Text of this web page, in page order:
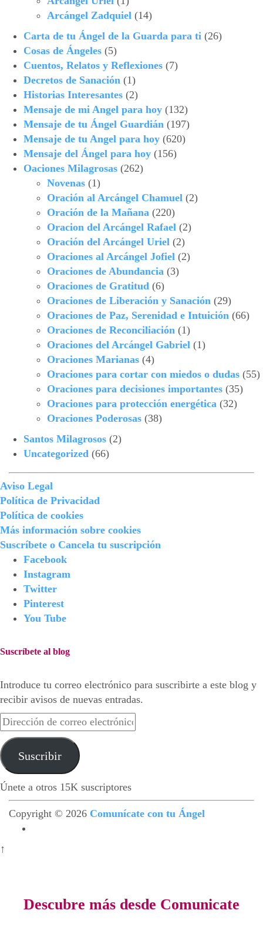
Arcángel Zadquiel (14)
Carta de tu Ángel de la Guarda para ti (26)
Cosas de Ángeles (5)
Cuentos, Relatos y Reflexiones (7)
Decretos de Sanación (1)
Historias Interesantes (2)
Mensaje de mi Angel para hoy (132)
Mensaje de tu Ángel Guardián (197)
Mensaje de tu Angel para hoy (620)
Mensaje del Ángel para hoy (156)
Oaciones Milagrosas (262)
Novenas (1)
Oración al Arcángel Chamuel (2)
Oración de la Mañana (220)
Oracion del Arcángel Rafael (2)
Oración del Arcángel Uriel (2)
Oraciones al Arcángel Jofiel (2)
Oraciones de Abundancia (3)
Oraciones de Gratitud (6)
Oraciones de Liberación y Sanación (29)
Oraciones de Paz, Serenidad e Intuición (66)
Oraciones de Reconciliación (1)
Oraciones del Arcángel Gabriel (1)
Oraciones Marianas (4)
Oraciones para cortar con miedos o dudas (55)
Oraciones para decisiones importantes (35)
Oraciones para protección energética (32)
Oraciones Poderosas (38)
Santos Milagrosos (2)
Uncategorized (66)
Aviso Legal
Política de Privacidad
Política de cookies
Más información sobre cookies
Suscríbete o Cancela tu suscripción
Facebook
Instagram
Twitter
Pinterest
You Tube
Suscríbete al blog
Introduce tu correo electrónico para suscribirte a este blog y
recibir avisos de nuevas entradas.
Dirección
de
correo
electrónico
Suscribir
Únete a otros 15K suscriptores
Copyright © 2026 Comunícate con tu Ángel
↑
Descubre más desde Comunicate